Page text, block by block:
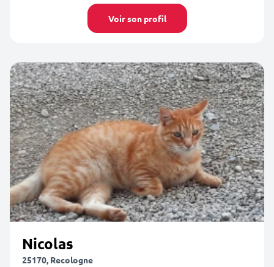
Voir son profil
Nicolas
25170, Recologne